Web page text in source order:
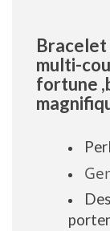
Bracelet
multi-
fortune